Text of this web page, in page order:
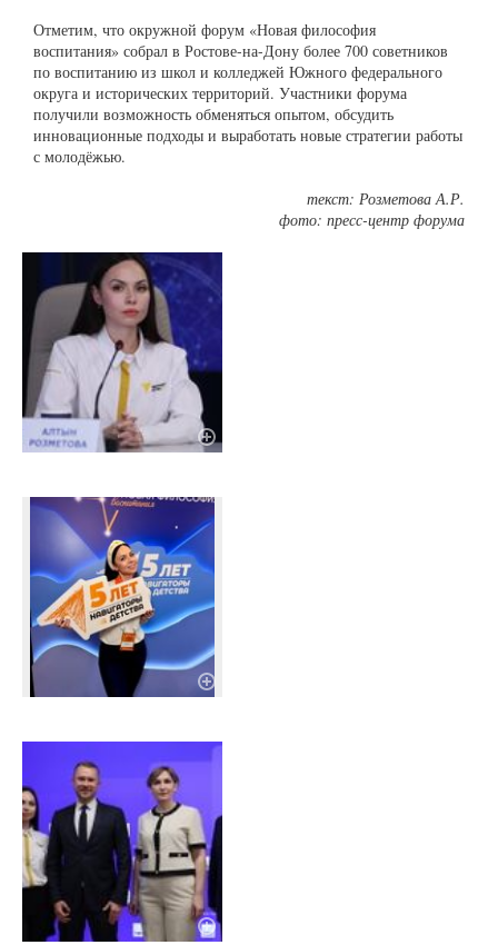
Отметим, что окружной форум «Новая философия
воспитания» собрал в Ростове-на-Дону более 700 советников
по воспитанию из школ и колледжей Южного федерального
округа и исторических территорий. Участники форума
получили возможность обменяться опытом, обсудить
инновационные подходы и выработать новые стратегии работы
с молодёжью.
текст: Розметова А.Р.
фото: пресс-центр форума